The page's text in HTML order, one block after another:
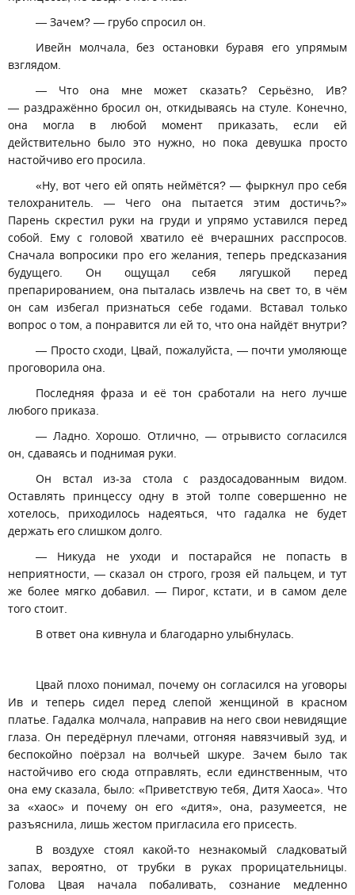
— Зачем? — грубо спросил он.
Ивейн молчала, без остановки буравя его упрямым
взглядом.
— Что она мне может сказать? Серьёзно, Ив?
— раздражённо бросил он, откидываясь на стуле. Конечно,
она могла в любой момент приказать, если ей
действительно было это нужно, но пока девушка просто
настойчиво его просила.
«Ну, вот чего ей опять неймётся? — фыркнул про себя
телохранитель. — Чего она пытается этим достичь?»
Парень скрестил руки на груди и упрямо уставился перед
собой. Ему с головой хватило её вчерашних расспросов.
Сначала вопросики про его желания, теперь предсказания
будущего. Он ощущал себя лягушкой перед
препарированием, она пыталась извлечь на свет то, в чём
он сам избегал признаться себе годами. Вставал только
вопрос о том, а понравится ли ей то, что она найдёт внутри?
— Просто сходи, Цвай, пожалуйста, — почти умоляюще
проговорила она.
Последняя фраза и её тон сработали на него лучше
любого приказа.
— Ладно. Хорошо. Отлично, — отрывисто согласился
он, сдаваясь и поднимая руки.
Он встал из-за стола с раздосадованным видом.
Оставлять принцессу одну в этой толпе совершенно не
хотелось, приходилось надеяться, что гадалка не будет
держать его слишком долго.
— Никуда не уходи и постарайся не попасть в
неприятности, — сказал он строго, грозя ей пальцем, и тут
же более мягко добавил. — Пирог, кстати, и в самом деле
того стоит.
В ответ она кивнула и благодарно улыбнулась.
Цвай плохо понимал, почему он согласился на уговоры
Ив и теперь сидел перед слепой женщиной в красном
платье. Гадалка молчала, направив на него свои невидящие
глаза. Он передёрнул плечами, отгоняя навязчивый зуд, и
беспокойно поёрзал на волчьей шкуре. Зачем было так
настойчиво его сюда отправлять, если единственным, что
она ему сказала, было: «Приветствую тебя, Дитя Хаоса». Что
за «хаос» и почему он его «дитя», она, разумеется, не
разъяснила, лишь жестом пригласила его присесть.
В воздухе стоял какой-то незнакомый сладковатый
запах, вероятно, от трубки в руках прорицательницы.
Голова Цвая начала побаливать, сознание медленно